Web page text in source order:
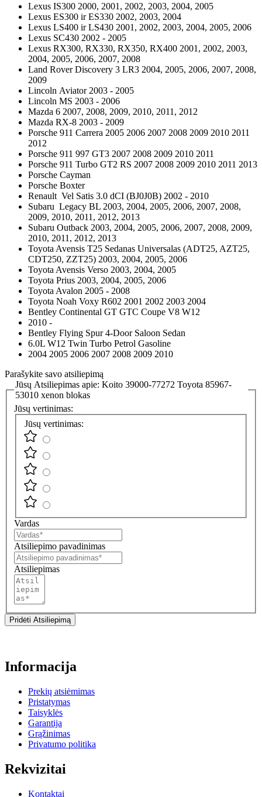
Lexus IS300 2000, 2001, 2002, 2003, 2004, 2005
Lexus ES300 ir ES330 2002, 2003, 2004
Lexus LS400 ir LS430 2001, 2002, 2003, 2004, 2005, 2006
Lexus SC430 2002 - 2005
Lexus RX300, RX330, RX350, RX400 2001, 2002, 2003,
2004, 2005, 2006, 2007, 2008
Land Rover Discovery 3 LR3 2004, 2005, 2006, 2007, 2008,
2009
Lincoln Aviator 2003 - 2005
Lincoln MS 2003 - 2006
Mazda 6 2007, 2008, 2009, 2010, 2011, 2012
Mazda RX-8 2003 - 2009
Porsche 911 Carrera 2005 2006 2007 2008 2009 2010 2011
2012
Porsche 911 997 GT3 2007 2008 2009 2010 2011
Porsche 911 Turbo GT2 RS 2007 2008 2009 2010 2011 2013
Porsche Cayman
Porsche Boxter
Renault Vel Satis 3.0 dCI (BJ0J0B) 2002 - 2010
Subaru Legacy BL 2003, 2004, 2005, 2006, 2007, 2008,
2009, 2010, 2011, 2012, 2013
Subaru Outback 2003, 2004, 2005, 2006, 2007, 2008, 2009,
2010, 2011, 2012, 2013
Toyota Avensis T25 Sedanas Universalas (ADT25, AZT25,
CDT250, ZZT25) 2003, 2004, 2005, 2006
Toyota Avensis Verso 2003, 2004, 2005
Toyota Prius 2003, 2004, 2005, 2006
Toyota Avalon 2005 - 2008
Toyota Noah Voxy R602 2001 2002 2003 2004
Bentley Continental GT GTC Coupe V8 W12
2010 -
Bentley Flying Spur 4-Door Saloon Sedan
6.0L W12 Twin Turbo Petrol Gasoline
2004 2005 2006 2007 2008 2009 2010
Parašykite savo atsiliepimą
Jūsų Atsiliepimas apie: Koito 39000-77272 Toyota 85967-
53010 xenon blokas
Jūsų vertinimas:
Jūsų vertinimas:
Vardas
Atsiliepimo pavadinimas
Atsiliepimas
Pridėti Atsiliepimą
Informacija
Prekių atsiėmimas
Pristatymas
Taisyklės
Garantija
Grąžinimas
Privatumo politika
Rekvizitai
Kontaktai